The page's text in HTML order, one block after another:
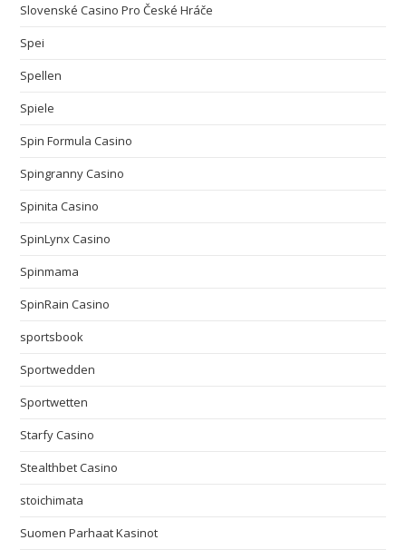
Slovenské Casino Pro České Hráče
Spei
Spellen
Spiele
Spin Formula Casino
Spingranny Casino
Spinita Casino
SpinLynx Casino
Spinmama
SpinRain Casino
sportsbook
Sportwedden
Sportwetten
Starfy Casino
Stealthbet Casino
stoichimata
Suomen Parhaat Kasinot